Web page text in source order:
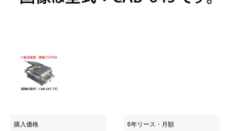
購入価格 6年リース・月額